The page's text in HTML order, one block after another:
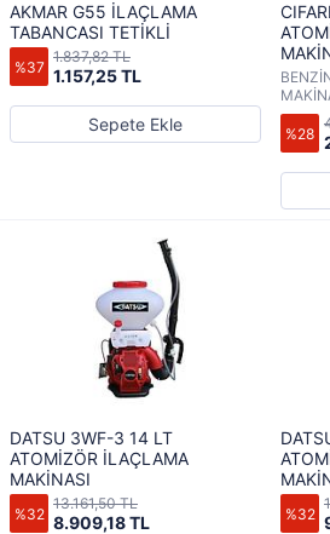
AKMAR G55 İLAÇLAMA
TABANCASI TETİKLİ
%37 1.157,25 TL
1.837,82 TL
Sepete Ekle %28
DATSU 3WF-3 14 LT
ATOMİZÖR İLAÇLAMA
MAKİNASI
%32 8.909,18 TL
13.161,50 TL
%32